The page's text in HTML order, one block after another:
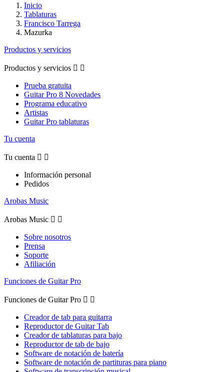
Inicio
Tablaturas
Francisco Tarrega
Mazurka
Productos y servicios
Productos y servicios  
Prueba gratuita
Guitar Pro 8 Novedades
Programa educativo
Artistas
Guitar Pro tablaturas
Tu cuenta
Tu cuenta  
Información personal
Pedidos
Arobas Music
Arobas Music  
Sobre nosotros
Prensa
Soporte
Afiliación
Funciones de Guitar Pro
Funciones de Guitar Pro  
Creador de tab para guitarra
Reproductor de Guitar Tab
Creador de tablaturas para bajo
Reproductor de tab de bajo
Software de notación de batería
Software de notación de partituras para piano